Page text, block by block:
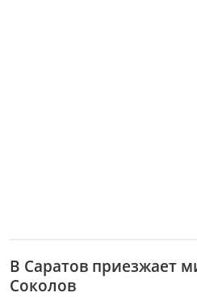
В Саратов приезжает
Соколов